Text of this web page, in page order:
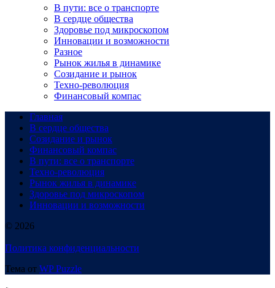
В пути: все о транспорте
В сердце общества
Здоровье под микроскопом
Инновации и возможности
Разное
Рынок жилья в динамике
Созидание и рынок
Техно-революция
Финансовый компас
Главная
В сердце общества
Созидание и рынок
Финансовый компас
В пути: все о транспорте
Техно-революция
Рынок жилья в динамике
Здоровье под микроскопом
Инновации и возможности
© 2026
Политика конфиденциальности
Тема от WP Puzzle